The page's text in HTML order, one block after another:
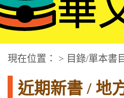
:::中央區塊
華文視障電子圖書網
現在位置： > 目錄/單本書
近期新書 / 地